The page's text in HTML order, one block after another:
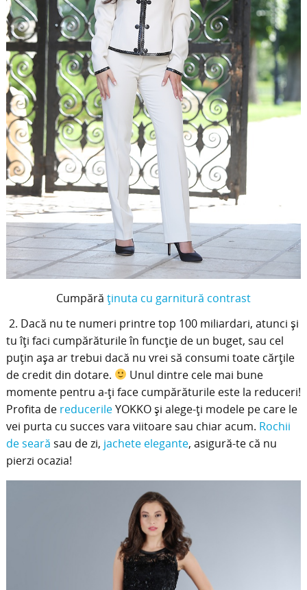
Cumpără ţinuta cu garnitură contrast
2. Dacă nu te numeri printre top 100 miliardari, atunci şi
tu îţi faci cumpărăturile în funcţie de un buget, sau cel
puţin aşa ar trebui dacă nu vrei să consumi toate cărţile
de credit din dotare.
Unul dintre cele mai bune
momente pentru a-ţi face cumpărăturile este la reduceri!
Profita de reducerileYOKKO şi alege-ţi modele pe care le
vei purta cu succes vara viitoare sau chiar acum. Rochii
de seară sau de zi, jachete elegante, asigură-te că nu
pierzi ocazia!